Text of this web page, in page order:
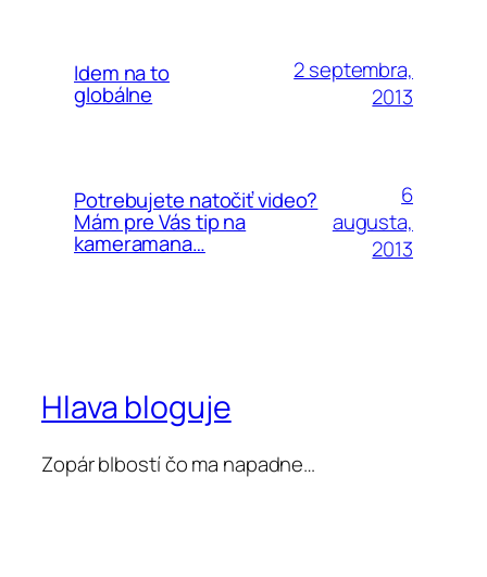
Idem na to
globálne
2 septembra,
2013
Potrebujete natočiť video?
Mám pre Vás tip na
kameramana…
6
augusta,
2013
Hlava bloguje
Zopár blbostí čo ma napadne…